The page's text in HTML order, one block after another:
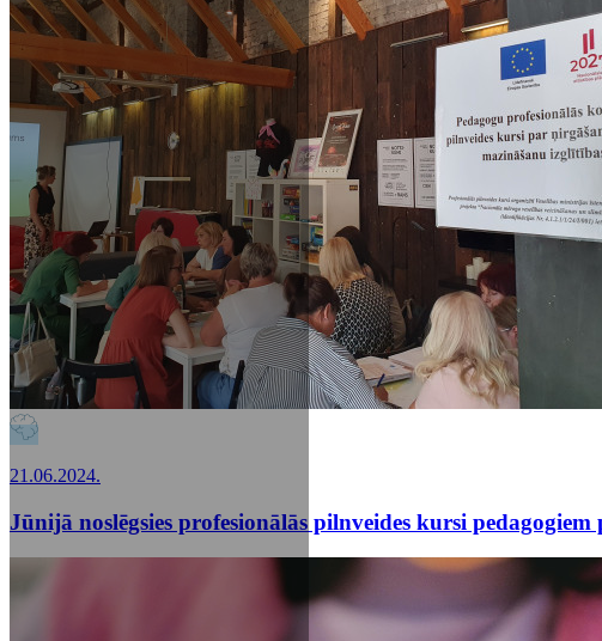
21.06.2024.
Jūnijā noslēgsies profesionālās pilnveides kursi